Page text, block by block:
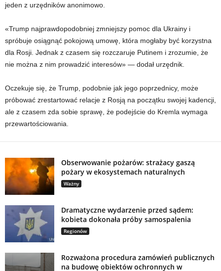
jeden z urzędników anonimowo.
«Trump najprawdopodobniej zmniejszy pomoc dla Ukrainy i
spróbuje osiągnąć pokojową umowę, która mogłaby być korzystna
dla Rosji. Jednak z czasem się rozczaruje Putinem i zrozumie, że
nie można z nim prowadzić interesów» — dodał urzędnik.
Oczekuje się, że Trump, podobnie jak jego poprzednicy, może
próbować zrestartować relacje z Rosją na początku swojej kadencji,
ale z czasem zda sobie sprawę, że podejście do Kremla wymaga
przewartościowania.
Obserwowanie pożarów: strażacy gaszą
pożary w ekosystemach naturalnych
Ważny
Dramatyczne wydarzenie przed sądem:
kobieta dokonała próby samospalenia
Regionów
Rozważona procedura zamówień publicznych
na budowę obiektów ochronnych w